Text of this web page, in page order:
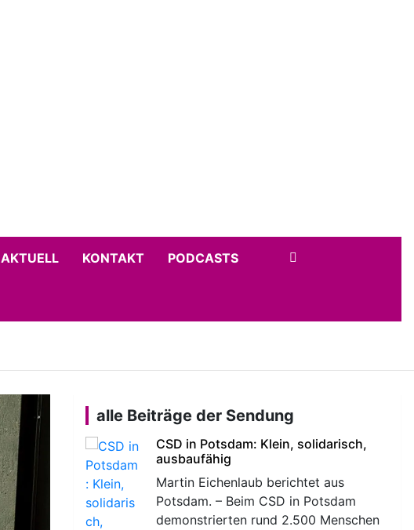
AKTUELL KONTAKT PODCASTS
alle Beiträge der Sendung
CSD in Potsdam: Klein, solidarisch,
ausbaufähig
Martin Eichenlaub berichtet aus
Potsdam. – Beim CSD in Potsdam
demonstrierten rund 2.500 Menschen